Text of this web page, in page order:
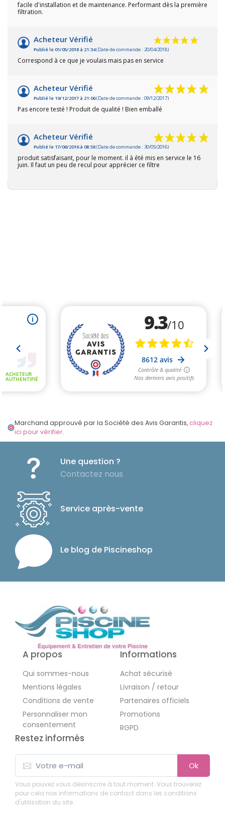
facile d'installation et de maintenance. Performant dès la première
filtration.
Acheteur Vérifié
Publié le 01/05/2018 à 21:34(Date de commande : 20/04/2018)
Correspond à ce que je voulais mais pas en service
Acheteur Vérifié
Publié le 19/12/2017 à 21:06(Date de commande : 09/12/2017)
Pas encore testé ! Produit de qualité ! Bien emballé
Acheteur Vérifié
Publié le 17/06/2016 à 08:58(Date de commande : 30/05/2016)
produit satisfaisant, pour le moment. il à été mis en service le 16
juin. Il faut un peu de recul pour apprécier ce filtre
Marchand approuvé par la Société des Avis Garantis,cliquez
ici pour vérifier.
Une question ?
Contactez nous
Service après-vente
Le blog de Piscineshop
A propos
Qui sommes-nous
Mentions légales
Conditions de vente
Personnaliser mon
consentement
Informations
Achat sécurisé
Livraison / retour
Partenaires officiels
Promotions
RGPD
Restez informés
Ok
Vous pouvez vous désinscrire à tout moment. Vous trouverez
pour cela nos informations de contact dans les conditions
d'utilisation du site.